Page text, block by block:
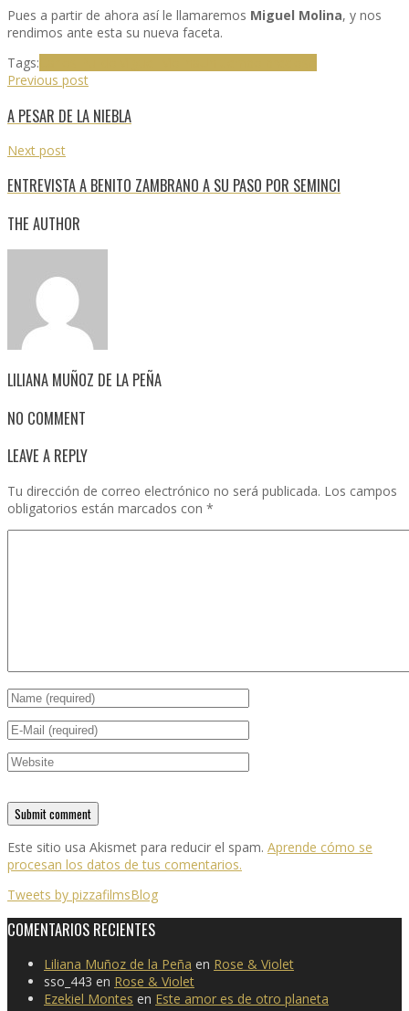
Pues a partir de ahora así le llamaremos Miguel Molina, y nos
rendimos ante esta su nueva faceta.
Tags:
Previous post
A PESAR DE LA NIEBLA
Next post
ENTREVISTA A BENITO ZAMBRANO A SU PASO POR SEMINCI
THE AUTHOR
LILIANA MUÑOZ DE LA PEÑA
NO COMMENT
LEAVE A REPLY
Tu dirección de correo electrónico no será publicada. Los campos
obligatorios están marcados con *
Este sitio usa Akismet para reducir el spam. Aprende cómo se
procesan los datos de tus comentarios.
Tweets by pizzafilmsBlog
COMENTARIOS RECIENTES
Liliana Muñoz de la Peña en Rose & Violet
sso_443 en Rose & Violet
Ezekiel Montes en Este amor es de otro planeta